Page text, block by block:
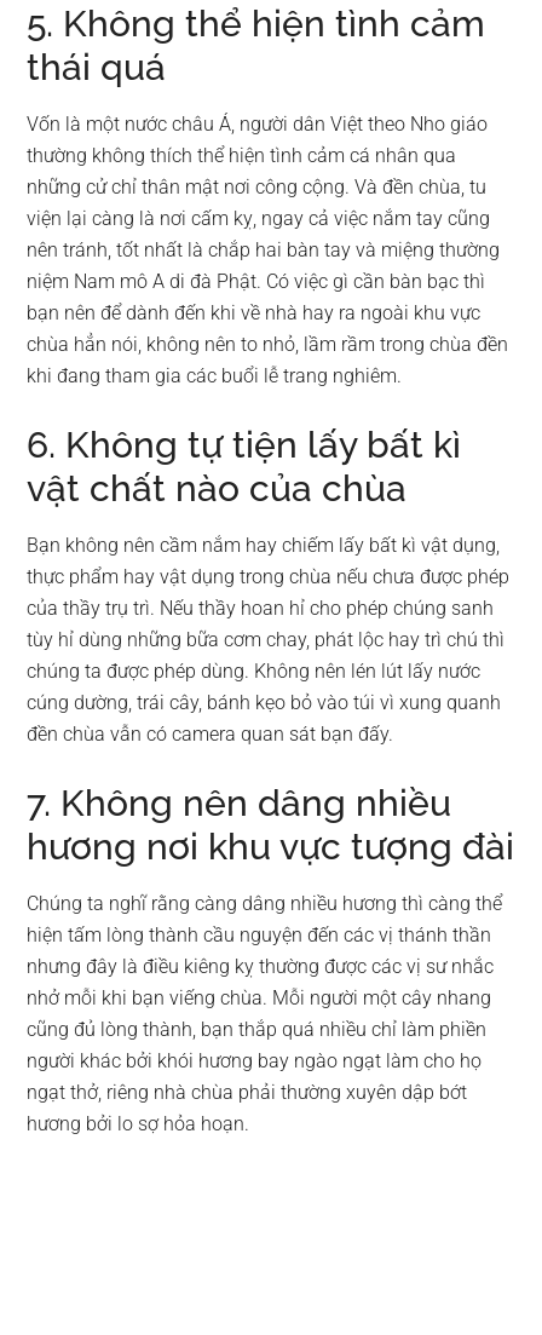
5. Không thể hiện tình cảm
thái quá
Vốn là một nước châu Á, người dân Việt theo Nho giáo
thường không thích thể hiện tình cảm cá nhân qua
những cử chỉ thân mật nơi công cộng. Và đền chùa, tu
viện lại càng là nơi cấm kỵ, ngay cả việc nắm tay cũng
nên tránh, tốt nhất là chắp hai bàn tay và miệng thường
niệm Nam mô A di đà Phật. Có việc gì cần bàn bạc thì
bạn nên để dành đến khi về nhà hay ra ngoài khu vực
chùa hẳn nói, không nên to nhỏ, lầm rầm trong chùa đền
khi đang tham gia các buổi lễ trang nghiêm.
6. Không tự tiện lấy bất kì
vật chất nào của chùa
Bạn không nên cầm nắm hay chiếm lấy bất kì vật dụng,
thực phẩm hay vật dụng trong chùa nếu chưa được phép
của thầy trụ trì. Nếu thầy hoan hỉ cho phép chúng sanh
tùy hỉ dùng những bữa cơm chay, phát lộc hay trì chú thì
chúng ta được phép dùng. Không nên lén lút lấy nước
cúng dường, trái cây, bánh kẹo bỏ vào túi vì xung quanh
đền chùa vẫn có camera quan sát bạn đấy.
7. Không nên dâng nhiều
hương nơi khu vực tượng đài
Chúng ta nghĩ rằng càng dâng nhiều hương thì càng thể
hiện tấm lòng thành cầu nguyện đến các vị thánh thần
nhưng đây là điều kiêng kỵ thường được các vị sư nhắc
nhở mỗi khi bạn viếng chùa. Mỗi người một cây nhang
cũng đủ lòng thành, bạn thắp quá nhiều chỉ làm phiền
người khác bởi khói hương bay ngào ngạt làm cho họ
ngạt thở, riêng nhà chùa phải thường xuyên dập bớt
hương bởi lo sợ hỏa hoạn.